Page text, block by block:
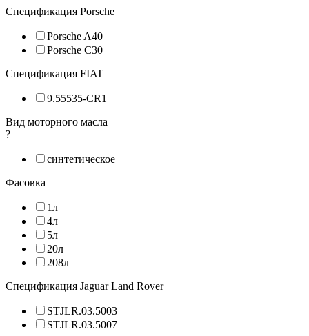
Спецификация Porsche
Porsche A40
Porsche C30
Спецификация FIAT
9.55535-CR1
Вид моторного масла
?
синтетическое
Фасовка
1л
4л
5л
20л
208л
Спецификация Jaguar Land Rover
STJLR.03.5003
STJLR.03.5007